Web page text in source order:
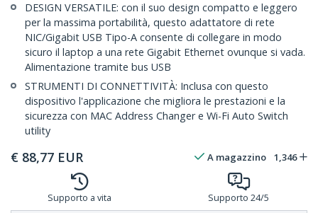
DESIGN VERSATILE: con il suo design compatto e leggero
per la massima portabilità, questo adattatore di rete
NIC/Gigabit USB Tipo-A consente di collegare in modo
sicuro il laptop a una rete Gigabit Ethernet ovunque si vada.
Alimentazione tramite bus USB
STRUMENTI DI CONNETTIVITÀ: Inclusa con questo
dispositivo l'applicazione che migliora le prestazioni e la
sicurezza con MAC Address Changer e Wi-Fi Auto Switch
utility
€ 88,77 EUR A magazzino 1,346
Supporto a vita Supporto 24/5